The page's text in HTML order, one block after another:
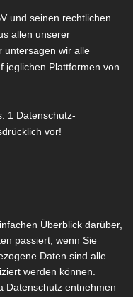
und seinen rechtlichen
allen unserer
untersagen wir alle
jeglichen Plattformen von
1 Datenschutz-
vor!
Überblick darüber,
passiert, wenn Sie
Daten sind alle
werden können.
Datenschutz entnehmen